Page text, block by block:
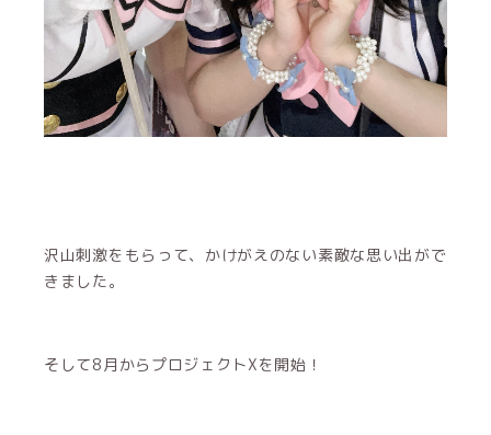
沢山刺激をもらって、かけがえのない素敵な思い出がで
きました。
そして8月からプロジェクトXを開始！